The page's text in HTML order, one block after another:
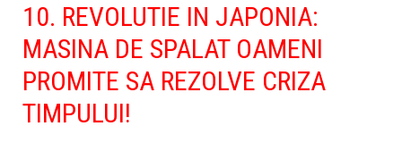
10. REVOLUTIE IN JAPONIA:
MASINA DE SPALAT OAMENI
PROMITE SA REZOLVE CRIZA
TIMPULUI!